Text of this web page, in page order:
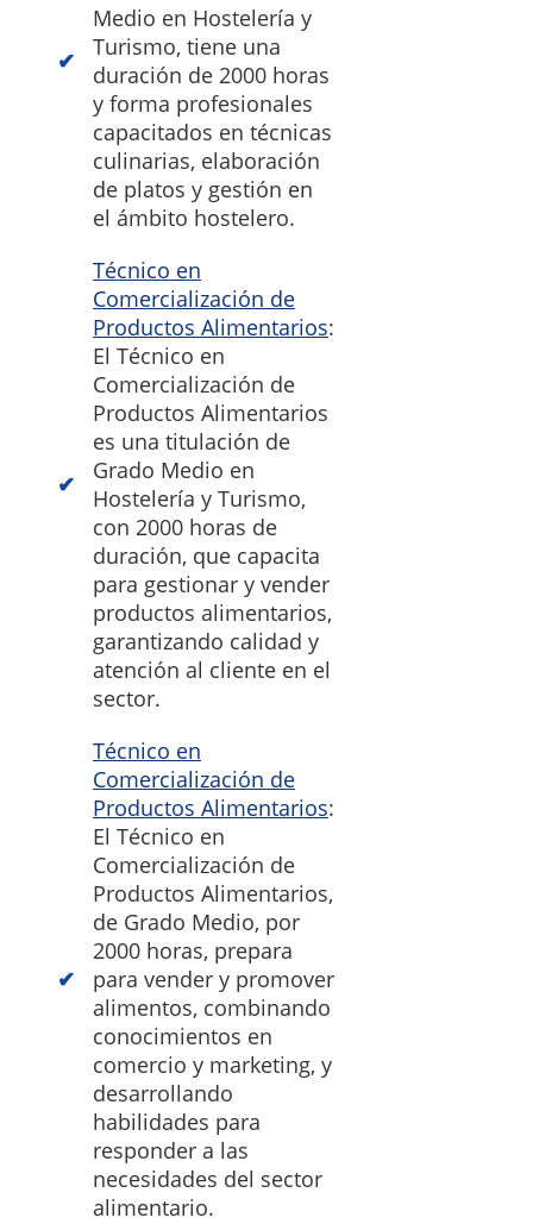
Medio en Hostelería y
Turismo, tiene una
duración de 2000 horas
y forma profesionales
capacitados en técnicas
culinarias, elaboración
de platos y gestión en
el ámbito hostelero.
Técnico en
Comercialización de
Productos Alimentarios:
El Técnico en
Comercialización de
Productos Alimentarios
es una titulación de
Grado Medio en
Hostelería y Turismo,
con 2000 horas de
duración, que capacita
para gestionar y vender
productos alimentarios,
garantizando calidad y
atención al cliente en el
sector.
Técnico en
Comercialización de
Productos Alimentarios:
El Técnico en
Comercialización de
Productos Alimentarios,
de Grado Medio, por
2000 horas, prepara
para vender y promover
alimentos, combinando
conocimientos en
comercio y marketing, y
desarrollando
habilidades para
responder a las
necesidades del sector
alimentario.